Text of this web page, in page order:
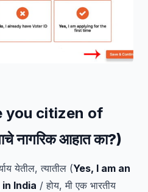
you citizen of
नागरिक आहात का?)
येतील, त्यातील (Yes, I am an
India / होय, मी एक भारतीय